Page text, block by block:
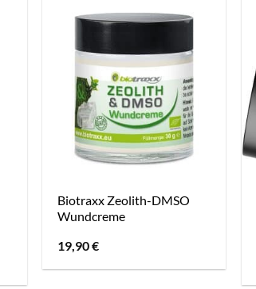
Biotraxx Zeolith-DMSO
Wundcreme
19,90€